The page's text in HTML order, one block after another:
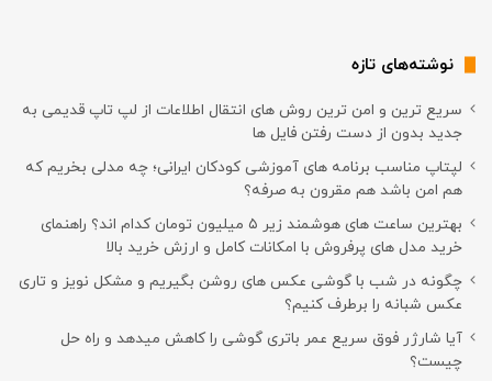
نوشته‌های تازه
سریع ترین و امن ترین روش های انتقال اطلاعات از لپ تاپ قدیمی به
جدید بدون از دست رفتن فایل ها
لپتاپ مناسب برنامه های آموزشی کودکان ایرانی؛ چه مدلی بخریم که
هم امن باشد هم مقرون به صرفه؟
بهترین ساعت های هوشمند زیر ۵ میلیون تومان کدام اند؟ راهنمای
خرید مدل های پرفروش با امکانات کامل و ارزش خرید بالا
چگونه در شب با گوشی عکس های روشن بگیریم و مشکل نویز و تاری
عکس شبانه را برطرف کنیم؟
آیا شارژر فوق سریع عمر باتری گوشی را کاهش میدهد و راه حل
چیست؟